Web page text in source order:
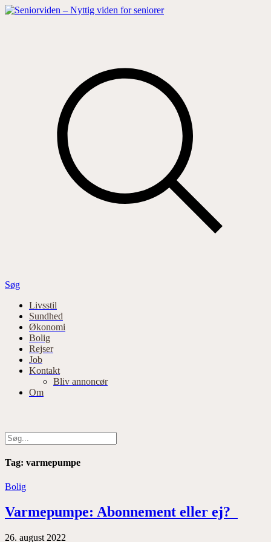
Hop
Søg
Primær
navigation
Livsstil
Sundhed
Økonomi
Bolig
Rejser
Job
Kontakt
Bliv annoncør
Om
Tag: varmepumpe
Bolig
Varmepumpe: Abonnement eller ej?
26. august 2022